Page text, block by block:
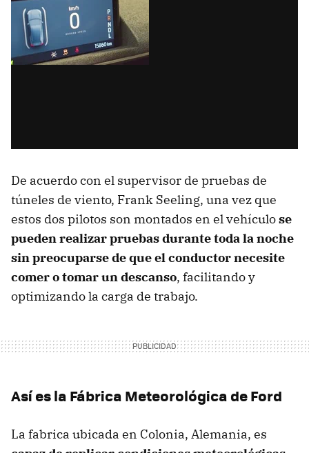
De acuerdo con el supervisor de pruebas de
túneles de viento, Frank Seeling, una vez que
estos dos pilotos son montados en el vehículose
pueden realizar pruebas durante toda la noche
sin preocuparse de que el conductor necesite
comer o tomar un descanso, facilitando y
optimizando la carga de trabajo.
Así es la Fábrica Meteorológica de Ford
La fabrica ubicada en Colonia, Alemania, es